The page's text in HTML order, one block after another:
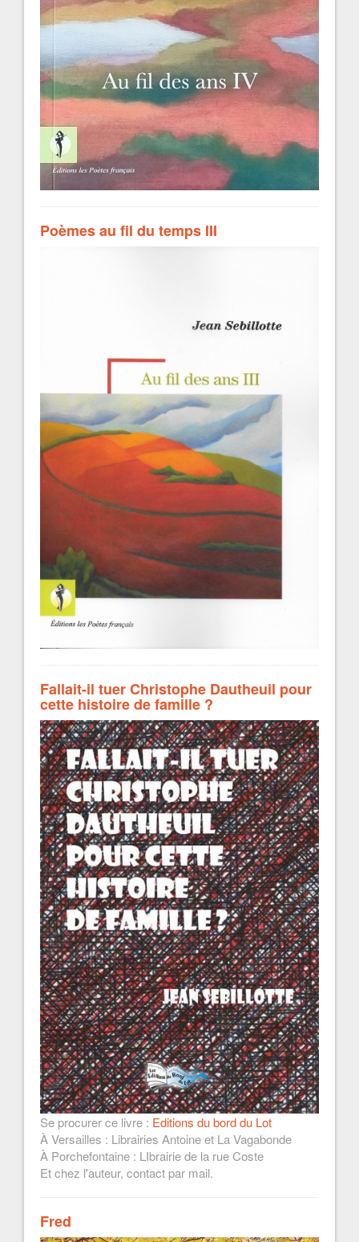
Poèmes au fil du temps III
Fallait-il tuer Christophe Dautheuil pour
cette histoire de famille ?
Se procurer ce livre : Editions du bord du Lot
À Versailles : Librairies Antoine et La Vagabonde
À Porchefontaine : LIbrairie de la rue Coste
Et chez l'auteur, contact par mail.
Fred